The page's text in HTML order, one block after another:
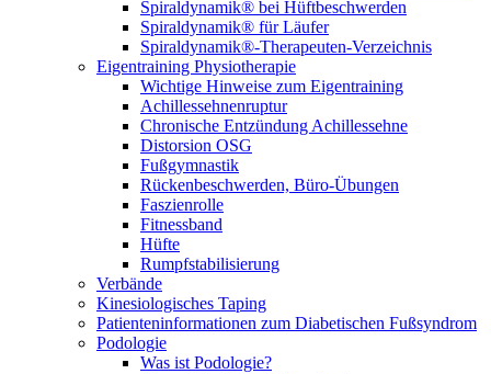
Spiraldynamik® bei Hüftbeschwerden
Spiraldynamik® für Läufer
Spiraldynamik®-Therapeuten-Verzeichnis
Eigentraining Physiotherapie
Wichtige Hinweise zum Eigentraining
Achillessehnenruptur
Chronische Entzündung Achillessehne
Distorsion OSG
Fußgymnastik
Rückenbeschwerden, Büro-Übungen
Faszienrolle
Fitnessband
Hüfte
Rumpfstabilisierung
Verbände
Kinesiologisches Taping
Patienteninformationen zum Diabetischen Fußsyndrom
Podologie
Was ist Podologie?